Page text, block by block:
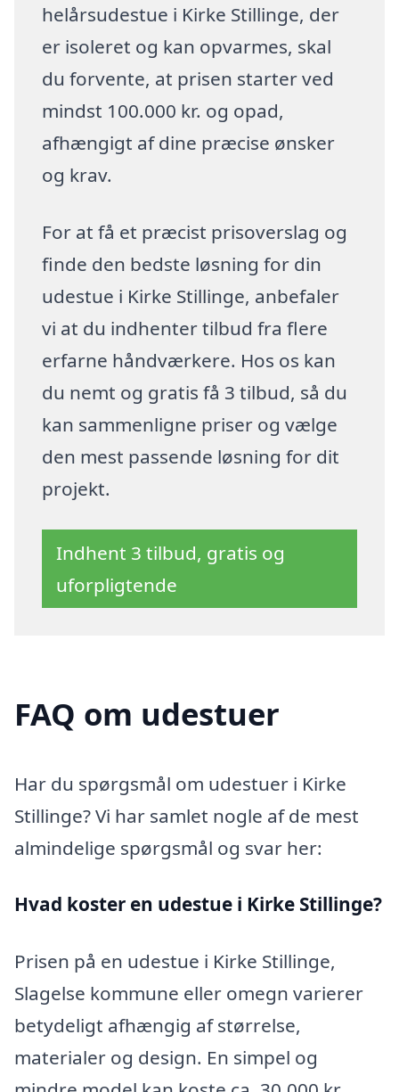
helårsudestue i Kirke Stillinge, der
er isoleret og kan opvarmes, skal
du forvente, at prisen starter ved
mindst 100.000 kr. og opad,
afhængigt af dine præcise ønsker
og krav.
For at få et præcist prisoverslag og
finde den bedste løsning for din
udestue i Kirke Stillinge, anbefaler
vi at du indhenter tilbud fra flere
erfarne håndværkere. Hos os kan
du nemt og gratis få 3 tilbud, så du
kan sammenligne priser og vælge
den mest passende løsning for dit
projekt.
Indhent 3 tilbud, gratis og
uforpligtende
FAQ om udestuer
Har du spørgsmål om udestuer i Kirke
Stillinge? Vi har samlet nogle af de mest
almindelige spørgsmål og svar her:
Hvad koster en udestue i Kirke Stillinge?
Prisen på en udestue i Kirke Stillinge,
Slagelse kommune eller omegn varierer
betydeligt afhængig af størrelse,
materialer og design. En simpel og